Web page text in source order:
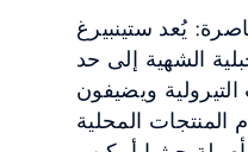
يُعد ستينبيرغ
الشهية إلى حد
ويضيفون
المحلية